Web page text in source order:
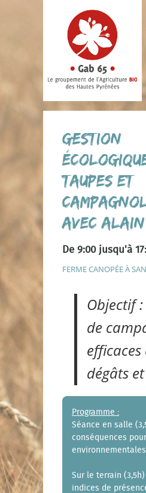
Gestion
taupes et
avec
De 9:00 jusqu'à
FERME CANOPÉE À
Objectif :
de
dégâts
Programme :
Séance en salle
conséquences
Sur le terrain
indices de